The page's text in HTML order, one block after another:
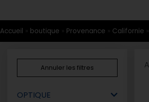
Accueil » boutique » Provenance » Californie »
Annuler les filtres
OPTIQUE